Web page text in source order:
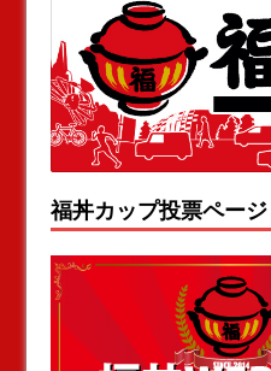
福丼カップ投票ページ